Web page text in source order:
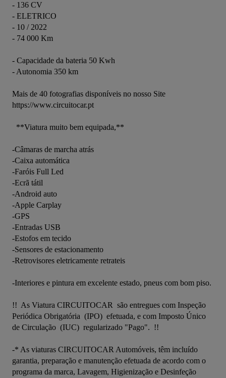
- 136 CV
- ELETRICO
- 10 / 2022
- 74 000 Km
- Capacidade da bateria 50 Kwh
- Autonomia 350 km
Mais de 40 fotografias disponíveis no nosso Site
https://www.circuitocar.pt
-Câmaras de marcha atrás
-Caixa automática
-Faróis Full Led
-Ecrã tátil
-Android auto
-Apple Carplay
-GPS
-Entradas USB
-Estofos em tecido
-Sensores de estacionamento
-Retrovisores eletricamente retrateis
-Interiores e pintura em excelente estado, pneus com bom piso.
!!  As Viatura CIRCUITOCAR  são entregues com Inspeção
Periódica Obrigatória  (IPO)  efetuada, e com Imposto Único
de Circulação  (IUC)  regularizado "Pago".  !!
-* As viaturas CIRCUITOCAR Automóveis, têm incluído
garantia, preparação e manutenção efetuada de acordo com o
programa da marca, Lavagem, Higienização e Desinfeção